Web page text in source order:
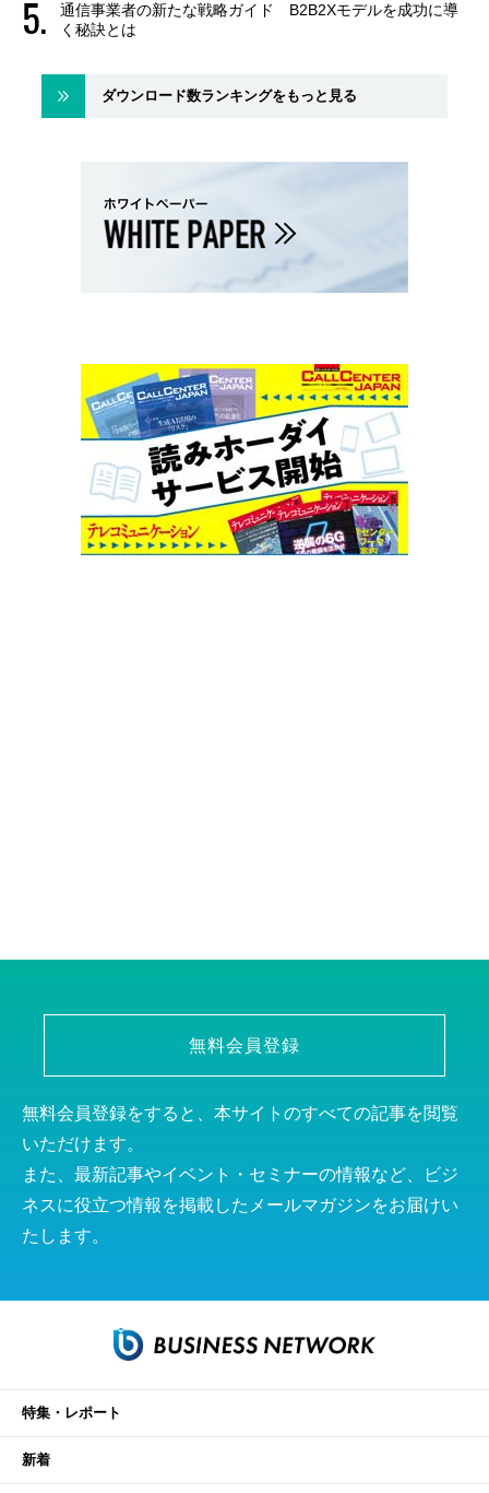
通信事業者の新たな戦略ガイド B2B2Xモデルを成功に導
く秘訣とは
ダウンロード数ランキングをもっと見る
無料会員登録
無料会員登録をすると、本サイトのすべての記事を閲覧
いただけます。
また、最新記事やイベント・セミナーの情報など、ビジ
ネスに役立つ情報を掲載したメールマガジンをお届けい
たします。
特集・レポート
新着